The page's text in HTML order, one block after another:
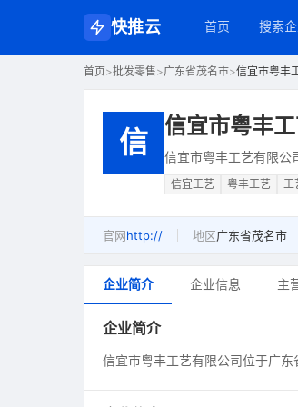
快推云 首页 搜索
首页>批发零售>广东省茂名市>信宜市粤丰
信 信宜市粤丰
信宜市粤丰工艺有限公
信宜工艺 粤丰工艺 工
官网http:// 地区广东省茂名市
企业简介 企业信息 主
企业简介
信宜市粤丰工艺有限公司位于广